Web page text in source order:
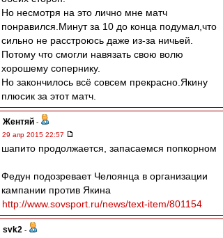
Но несмотря на это лично мне матч
понравился.Минут за 10 до конца подумал,что
сильно не расстроюсь даже из-за ничьей.
Потому что смогли навязать свою волю
хорошему сопернику.
Но закончилось всё совсем прекрасно.Якину
плюсик за этот матч.
Жентяй -
29 апр 2015 22:57
шапито продолжается, запасаемся попкорном
Федун подозревает Челоянца в организации
кампании против Якина
http://www.sovsport.ru/news/text-item/801154
svk2 -